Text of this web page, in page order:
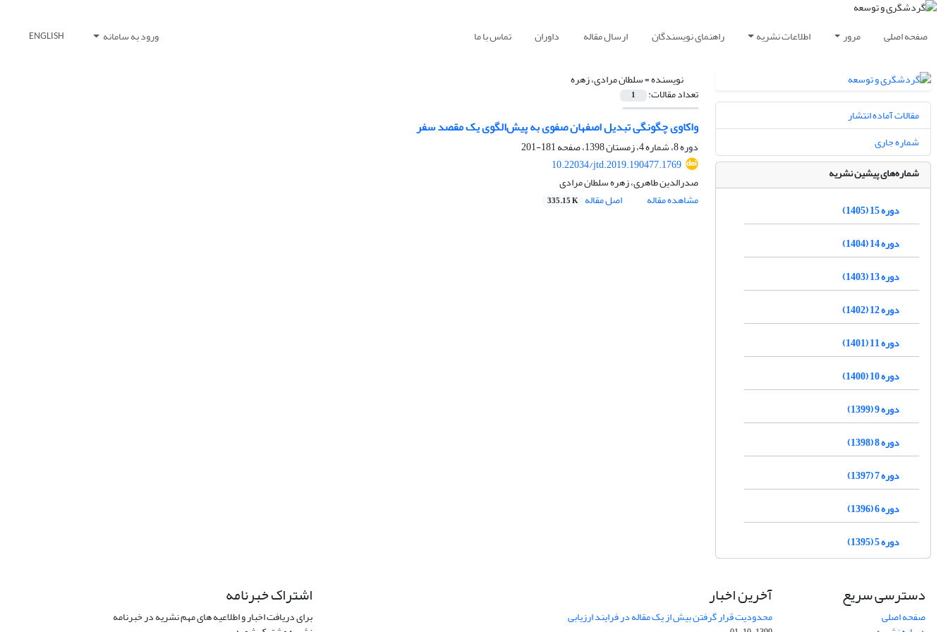
صفحه اصلی مرور اطلاعات نشریه راهنمای نویسندگان ارسال مقاله داوران تماس با ما ورود به سامانه ENGLISH
نویسنده =سلطان مرادی، زهره
تعداد مقالات: 1
واکاوی چگونگی تبدیل اصفهان صفوی به پیش‌الگوی یک مقصد سفر
دوره 8، شماره 4، زمستان 1398، صفحه
181-201
10.22034/jtd.2019.190477.1769
صدرالدین طاهری، زهره سلطان مرادی
مشاهده مقاله
اصل مقاله 335.15 K
مقالات آماده انتشار
شماره جاری
شماره‌های پیشین نشریه
دوره 15 (1405)
دوره 14 (1404)
دوره 13 (1403)
دوره 12 (1402)
دوره 11 (1401)
دوره 10 (1400)
دوره 9 (1399)
دوره 8 (1398)
دوره 7 (1397)
دوره 6 (1396)
دوره 5 (1395)
دسترسی سریع
صفحه اصلی
آخرین اخبار
محدودیت قرار گرفتن بیش از یک مقاله در فرایند ارزیابی
اشتراک خبرنامه
برای دریافت اخبار و اطلاعیه های مهم نشریه در خبرنامه